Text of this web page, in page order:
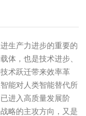
生产力进步的重要的
体，也是技术进步、
术跃迁带来效率革
能对人类智能替代所
进入高质量发展阶
略的主攻方向，又是
7178